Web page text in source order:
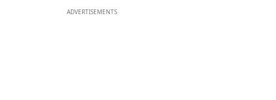
ADVERTISEMENTS